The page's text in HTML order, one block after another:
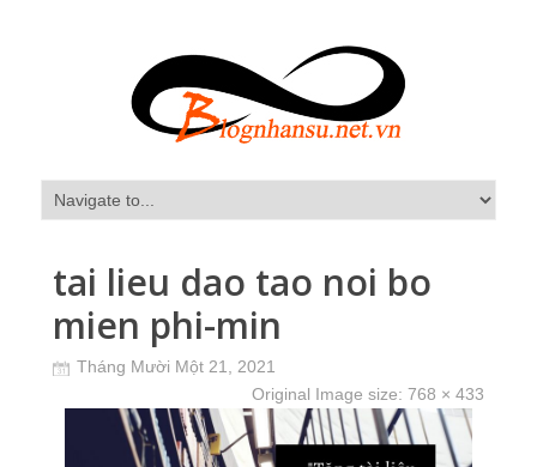
tai lieu dao tao noi bo
mien phi-min
Tháng Mười Một 21, 2021
Original Image size: 768 × 433